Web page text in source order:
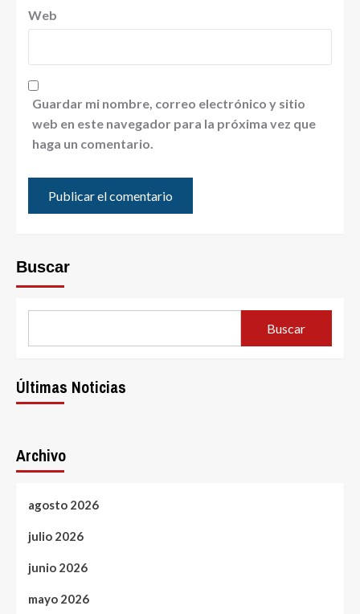
Web
Guardar mi nombre, correo electrónico y sitio
web en este navegador para la próxima vez que
haga un comentario.
Buscar
Buscar
Últimas Noticias
Archivo
agosto 2026
julio 2026
junio 2026
mayo 2026